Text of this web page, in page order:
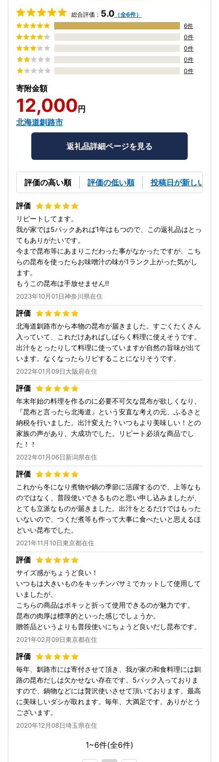
総合評価： 5.0 （全6件）
6件
0件
0件
0件
0件
寄附金額
12,000円
北海道釧路市
返礼品詳細ページを見る
評価の高い順 評価の低い順 投稿日が新しい順
リピートしてます。
我が家では5パックあれば1年はもつので、この返礼品はとっ
てもありがたいです。
今まで昆布等にあまりこだわった事がなかったですが、こち
らの昆布を使ったらお味噌汁の味が1ランク上がった気がし
ます。
もうこの昆布は手放せません!!
2023年10月01日神奈川県在住
北海道釧路市から本物の昆布が届きました。すごくたくさん
入っていて、これだけあればしばらく料理に使えそうです。
出汁をとったりして料理に使っていますが自然の旨味が出て
います。なくなったらリピすることになりそうです。
2022年01月09日大阪府在住
年末年始の料理を作るのに必要不可欠な昆布が欲しくなり、
『昆布と言ったら北海道』という安直な考えの元、ふるさと
納税を行いました。出汁変えた？いつもより美味しい！との
家族の声があり、大成功でした。リピート必須な商品でし
た！！
2022年01月06日新潟県在住
これから冬になり煮物や鍋の季節に活躍するので、上等なも
のではなく、普段使いできるものと思い申し込みましたが、
とても立派なものが届きました。出汁をとるだけではもった
いないので、つくだ煮等も作って大事に食べたいと思えるほ
どいい昆布でした。
2021年11月10日東京都在住
サイズ感がちょうど良い！
いつもは大きいものをキッチンバサミでカットして使用して
いましたが、
こちらの商品はポキッと折って使用できるのが魅力です。
昆布の肉厚は標準的といった感じでしょうか。
贈答品というよりも普段使いにちょうど良いだし昆布です。
2021年02月09日東京都在住
毎年、釧路市には寄付させて頂き、我が家の和食料理には釧
路の昆布だしは欠かせない存在です。5パック入っておりま
すので、鍋物などには贅沢使いさせて頂いております。最高
に美味しいダシが取れます。毎年、大満足です。ありがとう
ございます。
2020年12月08日埼玉県在住
1~6件(全6件)